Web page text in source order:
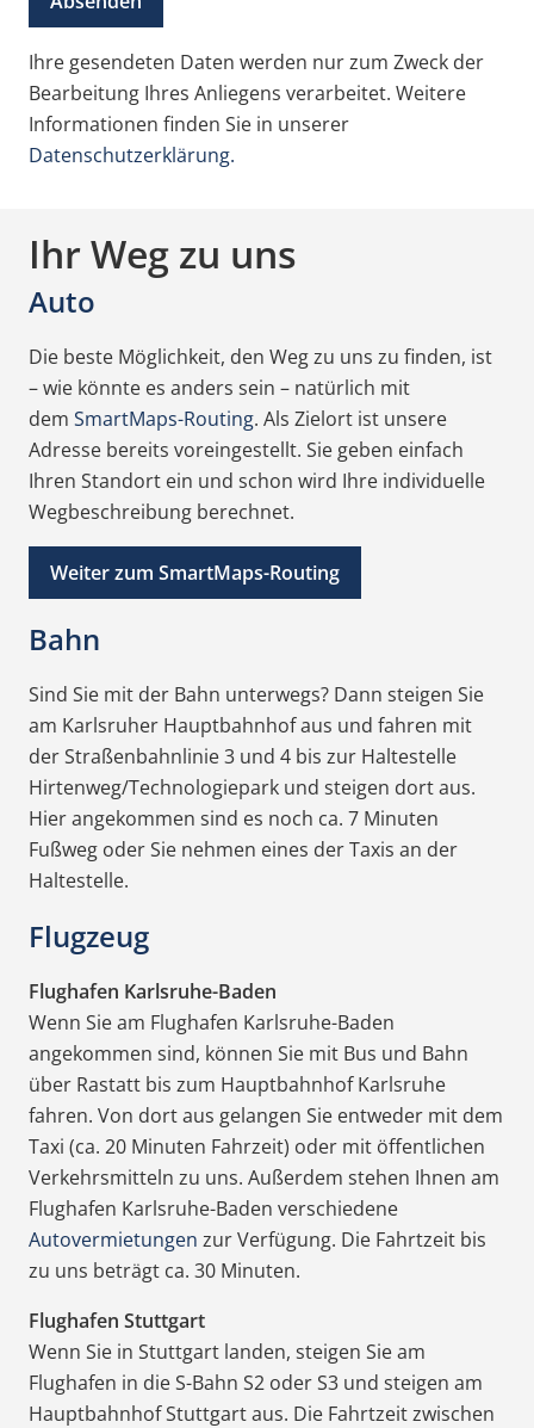
Ihre gesendeten Daten werden nur zum Zweck der
Bearbeitung Ihres Anliegens verarbeitet. Weitere
Informationen finden Sie in unserer
Datenschutzerklärung.
Ihr Weg zu uns
Auto
Die beste Möglichkeit, den Weg zu uns zu finden, ist
– wie könnte es anders sein – natürlich mit
dem SmartMaps-Routing. Als Zielort ist unsere
Adresse bereits voreingestellt. Sie geben einfach
Ihren Standort ein und schon wird Ihre individuelle
Wegbeschreibung berechnet.
Weiter zum SmartMaps-Routing
Bahn
Sind Sie mit der Bahn unterwegs? Dann steigen Sie
am Karlsruher Hauptbahnhof aus und fahren mit
der Straßenbahnlinie 3 und 4 bis zur Haltestelle
Hirtenweg/Technologiepark und steigen dort aus.
Hier angekommen sind es noch ca. 7 Minuten
Fußweg oder Sie nehmen eines der Taxis an der
Haltestelle.
Flugzeug
Flughafen Karlsruhe-Baden
Wenn Sie am Flughafen Karlsruhe-Baden
angekommen sind, können Sie mit Bus und Bahn
über Rastatt bis zum Hauptbahnhof Karlsruhe
fahren. Von dort aus gelangen Sie entweder mit dem
Taxi (ca. 20 Minuten Fahrzeit) oder mit öffentlichen
Verkehrsmitteln zu uns. Außerdem stehen Ihnen am
Flughafen Karlsruhe-Baden verschiedene
Autovermietungen zur Verfügung. Die Fahrtzeit bis
zu uns beträgt ca. 30 Minuten.
Flughafen Stuttgart
Wenn Sie in Stuttgart landen, steigen Sie am
Flughafen in die S-Bahn S2 oder S3 und steigen am
Hauptbahnhof Stuttgart aus. Die Fahrtzeit zwischen